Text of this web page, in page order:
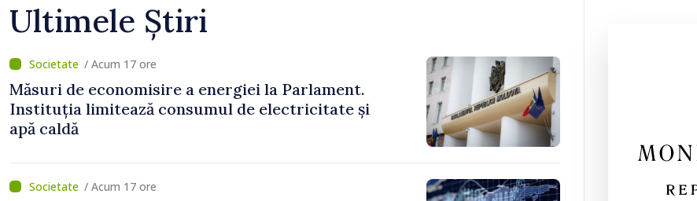
Ultimele Știri
/ Acum 17 ore
Măsuri de economisire a energiei la Parlament.
Instituția limitează consumul de electricitate și
apă caldă
/ Acum 17 ore